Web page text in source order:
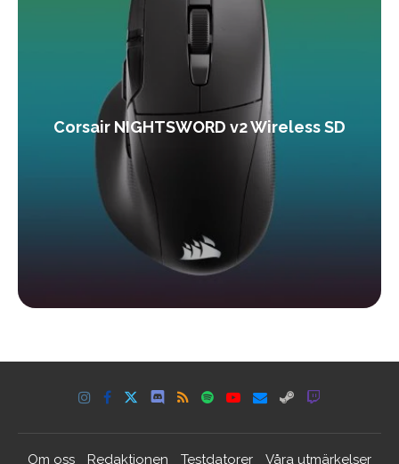
Corsair NIGHTSWORD v2 Wireless SD
Om oss Redaktionen Testdatorer Våra utmärkelser